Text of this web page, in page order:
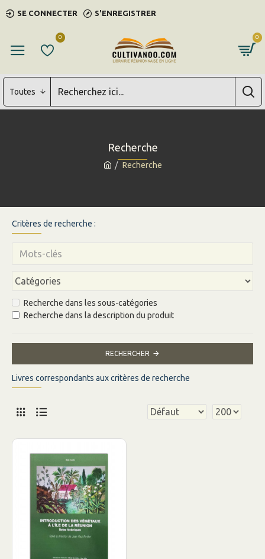
SE CONNECTER S'ENREGISTRER
0 0
Toutes
Recherche
Recherche
Critères de recherche :
Recherche dans les sous-catégories
Recherche dans la description du produit
RECHERCHER
Livres correspondants aux critères de recherche